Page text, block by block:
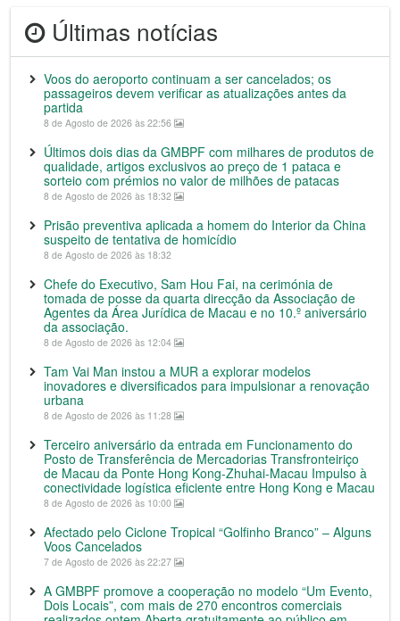
Últimas notícias
Voos do aeroporto continuam a ser cancelados; os
passageiros devem verificar as atualizações antes da
partida
8 de Agosto de 2026 às 22:56
Últimos dois dias da GMBPF com milhares de produtos de
qualidade, artigos exclusivos ao preço de 1 pataca e
sorteio com prémios no valor de milhões de patacas
8 de Agosto de 2026 às 18:32
Prisão preventiva aplicada a homem do Interior da China
suspeito de tentativa de homicídio
8 de Agosto de 2026 às 18:32
Chefe do Executivo, Sam Hou Fai, na cerimónia de
tomada de posse da quarta direcção da Associação de
Agentes da Área Jurídica de Macau e no 10.º aniversário
da associação.
8 de Agosto de 2026 às 12:04
Tam Vai Man instou a MUR a explorar modelos
inovadores e diversificados para impulsionar a renovação
urbana
8 de Agosto de 2026 às 11:28
Terceiro aniversário da entrada em Funcionamento do
Posto de Transferência de Mercadorias Transfronteiriço
de Macau da Ponte Hong Kong-Zhuhai-Macau Impulso à
conectividade logística eficiente entre Hong Kong e Macau
8 de Agosto de 2026 às 10:00
Afectado pelo Ciclone Tropical “Golfinho Branco” – Alguns
Voos Cancelados
7 de Agosto de 2026 às 22:27
A GMBPF promove a cooperação no modelo “Um Evento,
Dois Locais”, com mais de 270 encontros comerciais